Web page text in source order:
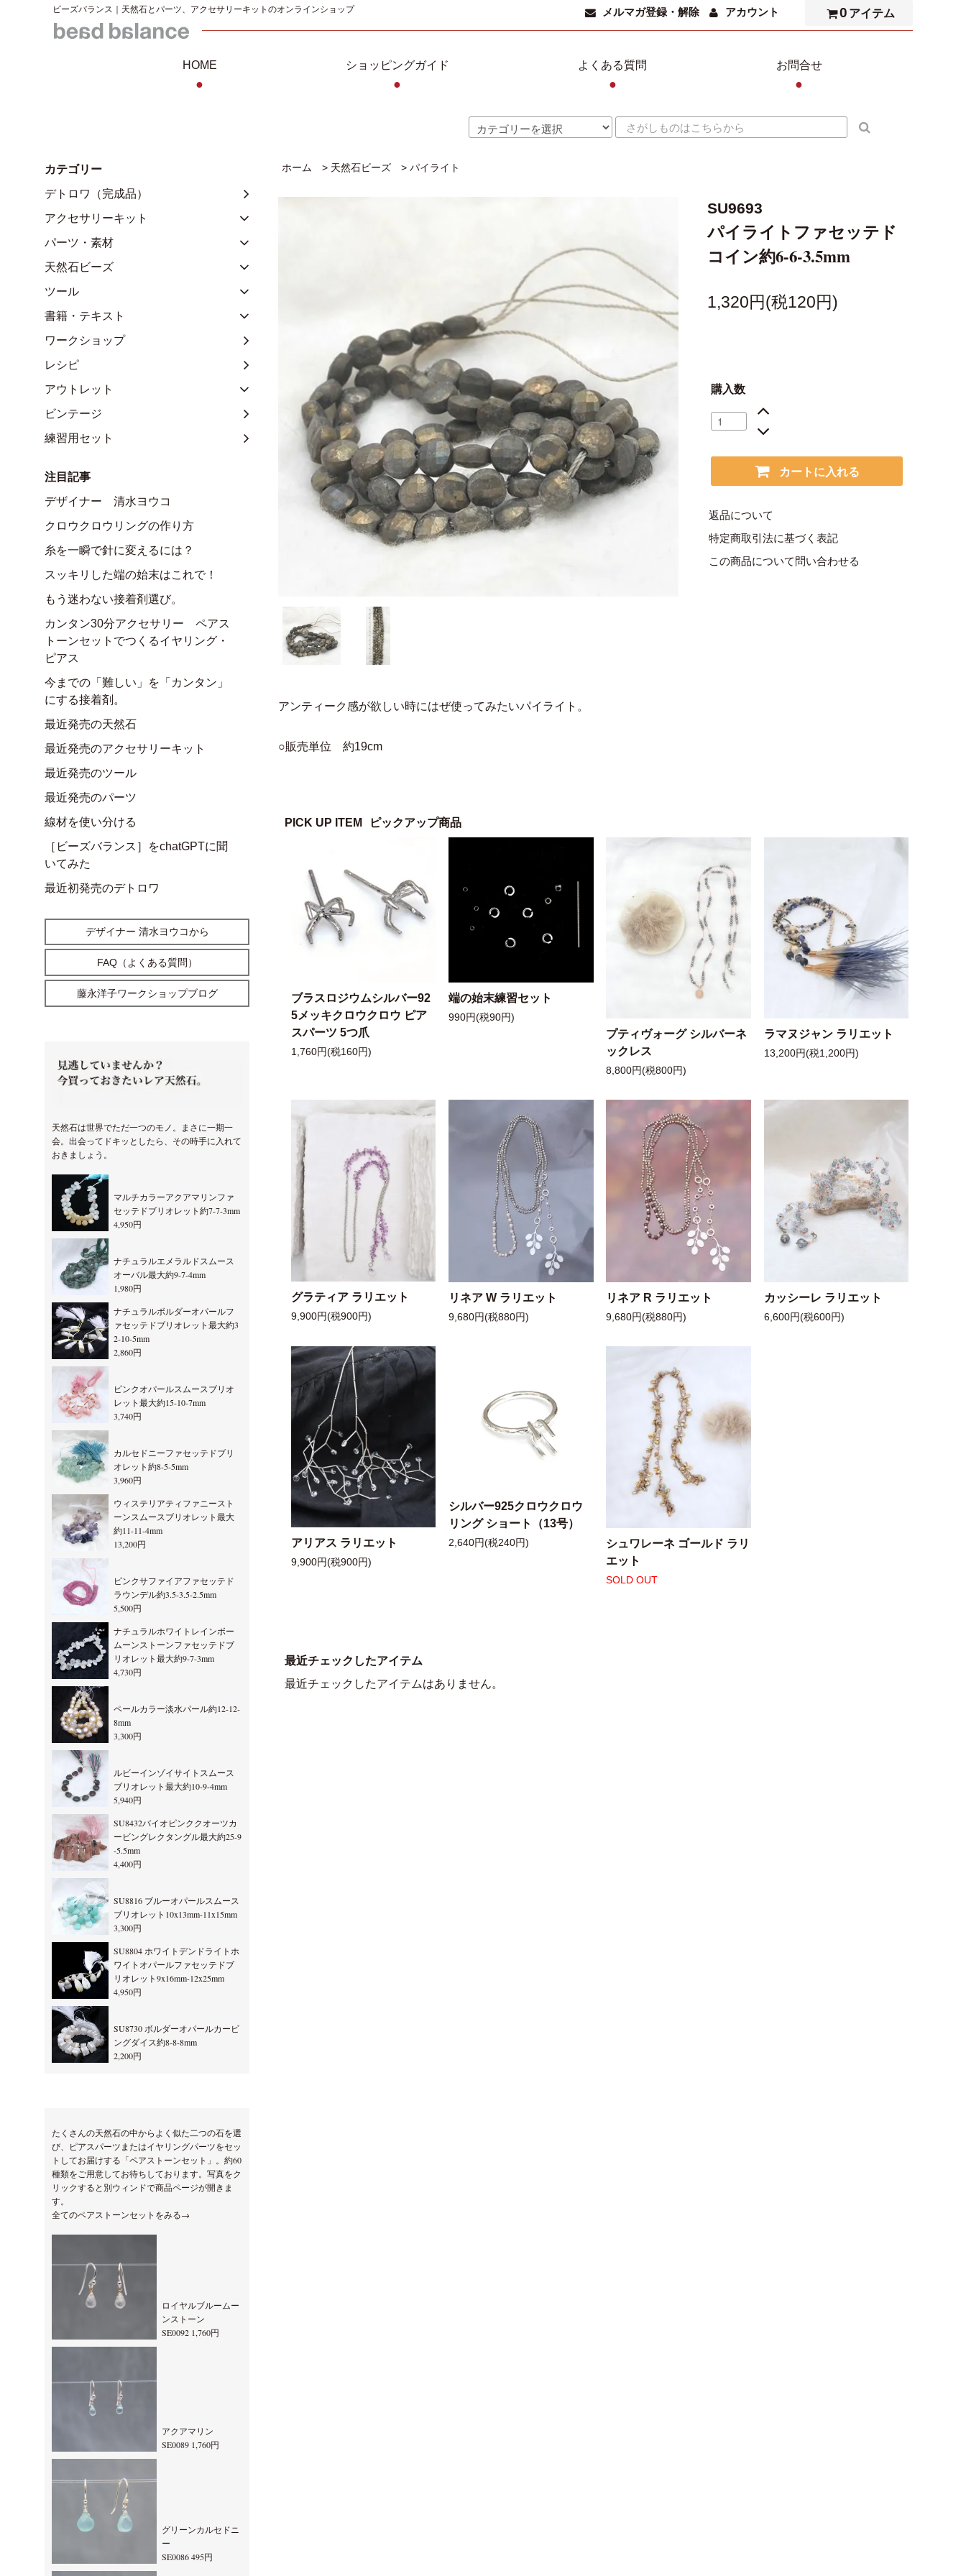
ビーズバランス｜天然石とパーツ、アクセサリーキットのオンラインショップ メルマガ登録・解除 アカウント 0 アイテム
HOME
●
ショッピングガイド
●
よくある質問
●
お問合せ
●
ホーム > 天然石ビーズ > パイライト
SU9693
パイライトファセッテド
コイン約6-6-3.5mm
1,320円(税120円)
購入数
カートに入れる
返品について
特定商取引法に基づく表記
この商品について問い合わせる
アンティーク感が欲しい時にはぜ使ってみたいパイライト。
○販売単位 約19cm
PICK UP ITEM ピックアップ商品
ブラスロジウムシルバー92
5メッキクロウクロウ ピア
スパーツ 5つ爪
1,760円(税160円)
端の始末練習セット
990円(税90円)
プティヴォーグ シルバーネ
ックレス
8,800円(税800円)
ラマヌジャン ラリエット
13,200円(税1,200円)
グラティア ラリエット
9,900円(税900円)
リネア W ラリエット
9,680円(税880円)
リネア R ラリエット
9,680円(税880円)
カッシーレ ラリエット
6,600円(税600円)
アリアス ラリエット
9,900円(税900円)
シルバー925クロウクロウ
リング ショート（13号）
2,640円(税240円)
シュワレーネ ゴールド ラリ
エット
SOLD OUT
最近チェックしたアイテム
最近チェックしたアイテムはありません。
カテゴリー
デトロワ（完成品）
アクセサリーキット
パーツ・素材
天然石ビーズ
ツール
書籍・テキスト
ワークショップ
レシピ
アウトレット
ビンテージ
練習用セット
注目記事
デザイナー 清水ヨウコ
クロウクロウリングの作り方
糸を一瞬で針に変えるには？
スッキリした端の始末はこれで！
もう迷わない接着剤選び。
カンタン30分アクセサリー ペアス
トーンセットでつくるイヤリング・
ピアス
今までの「難しい」を「カンタン」
にする接着剤。
最近発売の天然石
最近発売のアクセサリーキット
最近発売のツール
最近発売のパーツ
線材を使い分ける
［ビーズバランス］をchatGPTに聞
いてみた
最近初発売のデトロワ
デザイナー 清水ヨウコから
FAQ（よくある質問）
藤永洋子ワークショップブログ
天然石は世界でただ一つのモノ。まさに一期一
会。出会ってドキッとしたら、その時手に入れて
おきましょう。
マルチカラーアクアマリンファ
セッテドブリオレット約7-7-3mm
4,950円
ナチュラルエメラルドスムース
オーバル最大約9-7-4mm
1,980円
ナチュラルボルダーオパールフ
ァセッテドブリオレット最大約3
2-10-5mm
2,860円
ピンクオパールスムースブリオ
レット最大約15-10-7mm
3,740円
カルセドニーファセッテドブリ
オレット約8-5-5mm
3,960円
ウィステリアティファニースト
ーンスムースブリオレット最大
約11-11-4mm
13,200円
ピンクサファイアファセッテド
ラウンデル約3.5-3.5-2.5mm
5,500円
ナチュラルホワイトレインボー
ムーンストーンファセッテドブ
リオレット最大約9-7-3mm
4,730円
ペールカラー淡水パール約12-12-
8mm
3,300円
ルビーインゾイサイトスムース
ブリオレット最大約10-9-4mm
5,940円
SU8432バイオピンククオーツカ
ービングレクタングル最大約25-9
-5.5mm
4,400円
SU8816 ブルーオパールスムース
ブリオレット10x13mm-11x15mm
3,300円
SU8804 ホワイトデンドライトホ
ワイトオパールファセッテドブ
リオレット9x16mm-12x25mm
4,950円
SU8730 ボルダーオパールカービ
ングダイス約8-8-8mm
2,200円
たくさんの天然石の中からよく似た二つの石を選
び、ピアスパーツまたはイヤリングパーツをセッ
トしてお届けする「ペアストーンセット」。約60
種類をご用意してお待ちしております。写真をク
リックすると別ウィンドで商品ページが開きま
す。
全てのペアストーンセットをみる→
ロイヤルブルームー
ンストーン
SE0092 1,760円
アクアマリン
SE0089 1,760円
グリーンカルセドニ
ー
SE0086 495円